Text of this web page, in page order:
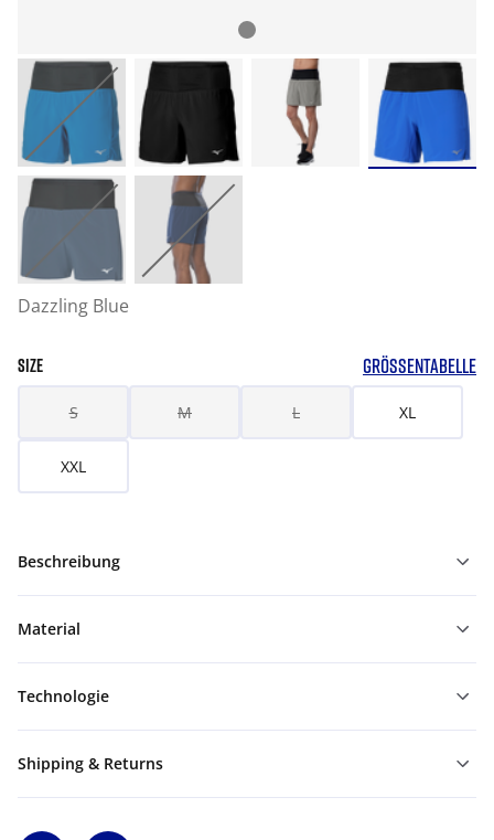
Dazzling Blue
SIZE GRÖSSENTABELLE
S M L XL
XXL
Beschreibung
Material
Technologie
Shipping & Returns